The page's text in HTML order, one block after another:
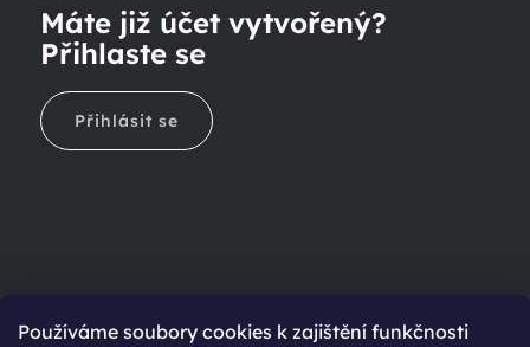
Používáme soubory cookies k zajištění funkčnosti
Máte již účet vytvořený?
Přihlaste se
Přihlásit se
Ještě nemáte účet?